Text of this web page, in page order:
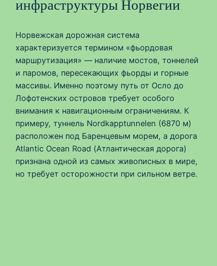
инфраструктуры Норвегии
Норвежская дорожная система
характеризуется термином «фьордовая
маршрутизация» — наличие мостов, тоннелей
и паромов, пересекающих фьорды и горные
массивы. Именно поэтому путь от Осло до
Лофотенских островов требует особого
внимания к навигационным ограничениям. К
примеру, туннель Nordkapptunnelen (6870 м)
расположен под Баренцевым морем, а дорога
Atlantic Ocean Road (Атлантическая дорога)
признана одной из самых живописных в мире,
но требует осторожности при сильном ветре.